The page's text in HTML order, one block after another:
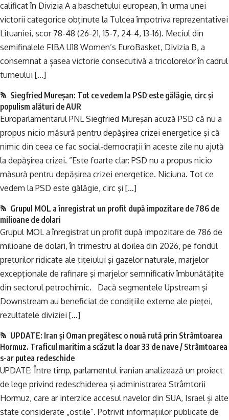
calificat în Divizia A a baschetului european, în urma unei
victorii categorice obținute la Tulcea împotriva reprezentativei
Lituaniei, scor 78-48 (26-21, 15-7, 24-4, 13-16). Meciul din
semifinalele FIBA U18 Women’s EuroBasket, Divizia B, a
consemnat a șasea victorie consecutivă a tricolorelor în cadrul
turneului […]
Siegfried Mureşan: Tot ce vedem la PSD este gălăgie, circ şi
populism alături de AUR
Europarlamentarul PNL Siegfried Mureşan acuză PSD că nu a
propus nicio măsură pentru depăşirea crizei energetice şi că
nimic din ceea ce fac social-democraţii în aceste zile nu ajută
la depăşirea crizei. ”Este foarte clar: PSD nu a propus nicio
măsură pentru depăşirea crizei energetice. Niciuna. Tot ce
vedem la PSD este gălăgie, circ şi […]
Grupul MOL a înregistrat un profit după impozitare de 786 de
milioane de dolari
Grupul MOL a înregistrat un profit după impozitare de 786 de
milioane de dolari, în trimestru al doilea din 2026, pe fondul
preţurilor ridicate ale ţiţeiului şi gazelor naturale, marjelor
excepţionale de rafinare şi marjelor semnificativ îmbunătăţite
din sectorul petrochimic. Dacă segmentele Upstream şi
Downstream au beneficiat de condiţiile externe ale pieţei,
rezultatele diviziei […]
UPDATE: Iran și Oman pregătesc o nouă rută prin Strâmtoarea
Hormuz. Traficul maritim a scăzut la doar 33 de nave / Strâmtoarea
s-ar putea redeschide
UPDATE: Între timp, parlamentul iranian analizează un proiect
de lege privind redeschiderea și administrarea Strâmtorii
Hormuz, care ar interzice accesul navelor din SUA, Israel și alte
state considerate „ostile”. Potrivit informațiilor publicate de